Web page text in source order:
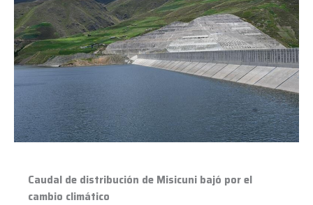
Caudal de distribución de Misicuni bajó por el
cambio climático
de
distribución
de
Misicuni
el
cambio
climático